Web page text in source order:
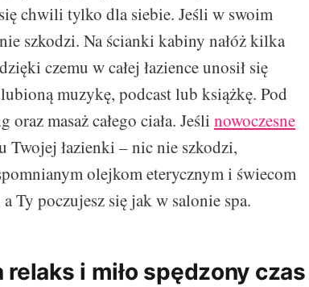
chwili tylko dla siebie. Jeśli w swoim
szkodzi. Na ścianki kabiny nałóż kilka
czemu w całej łazience unosił się
muzykę, podcast lub książkę. Pod
masaż całego ciała. Jeśli nowoczesne
Twojej łazienki – nic nie szkodzi,
olejkom eterycznym i świecom
Ty poczujesz się jak w salonie spa.
i miło spędzony czas